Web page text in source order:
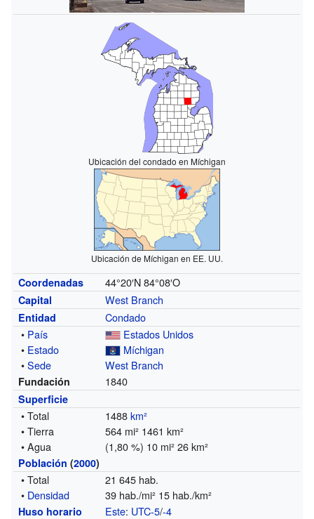
Ubicación del condado en Míchigan
Ubicación de Míchigan en EE. UU.
Coordenadas 44°20′N 84°08′O
Capital West Branch
Entidad
Condado
• País
Estados Unidos
• Estado
Míchigan
•Sede West Branch
Fundación 1840
Superficie
• Total 1488km²
• Tierra
564 mi² 1461 km²
• Agua
(1,80 %) 10 mi² 26 km²
Población (2000)
• Total
21 645 hab.
• Densidad 39 hab./mi² 15 hab./km²
Huso horario Este: UTC-5/-4